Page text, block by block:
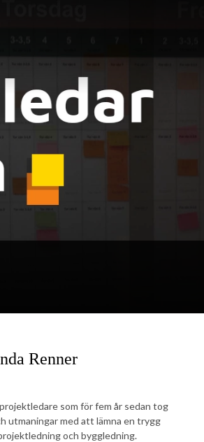
Renner
som för fem år sedan tog
utmaningar med att lämna en trygg
och byggledning.